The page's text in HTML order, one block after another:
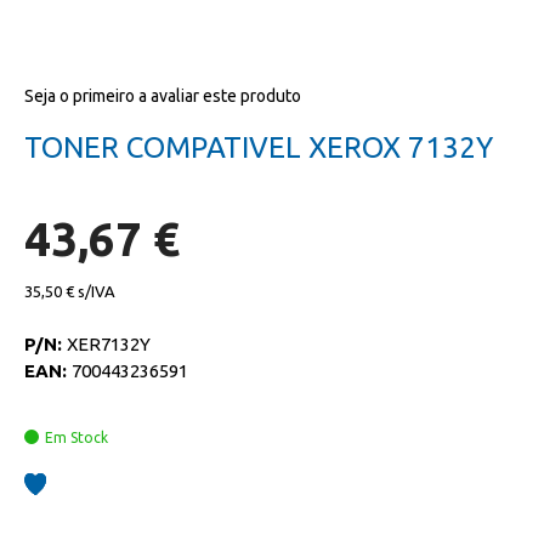
para
início
de
imagens
Seja o primeiro a avaliar este produto
TONER COMPATIVEL XEROX 7132Y
43,67 €
35,50 €
P/N: XER7132Y
EAN: 700443236591
Em Stock